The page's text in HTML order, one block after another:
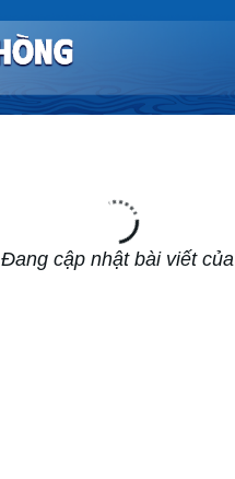
Đang cập nhật bài viết của